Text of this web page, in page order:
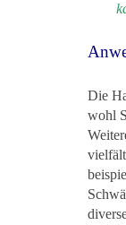
Die
wohl